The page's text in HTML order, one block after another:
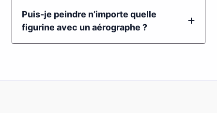
Puis-je peindre n’importe quelle
figurine avec un aérographe ?